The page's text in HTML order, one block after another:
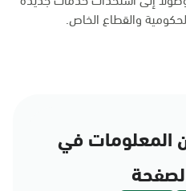
والقطاع الخاص.
في